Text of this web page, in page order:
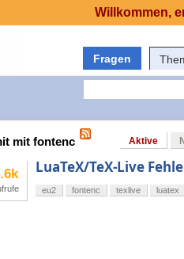
Fragen
mit fontenc Aktive
LuaTeX/TeX-Live
eu2 fontenc texlive luatex
Willkommen,